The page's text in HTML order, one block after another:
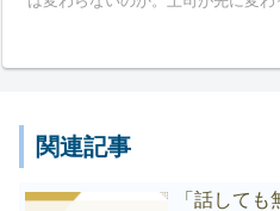
関連記事
「話して